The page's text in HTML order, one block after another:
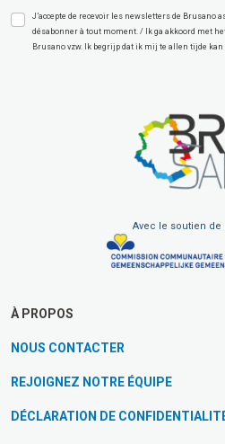
J’accepte de recevoir les newsletters de Brusano
désabonner à tout moment. / Ik ga akkoord met
Brusano vzw. Ik begrijp dat ik mij te allen tijde
Avec le soutien de
À PROPOS
NOUS CONTACTER
REJOIGNEZ NOTRE ÉQUIPE
DÉCLARATION DE